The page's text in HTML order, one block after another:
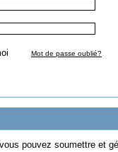
moi Mot de passe oublié?
pouvez soumettre et